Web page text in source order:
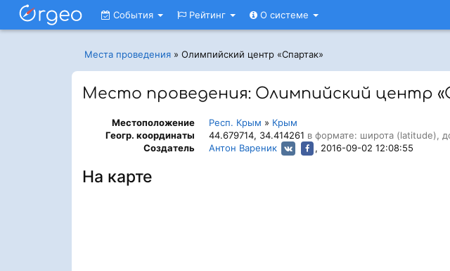
События Рейтинг О системе
Места проведения » Олимпийский центр «Спартак»
Место проведения: Олимпийский центр
Местоположение Респ. Крым » Крым
Геогр. координаты
44.679714, 34.414261 в формате: широта (latitude),
Создатель
Антон Вареник , 2016-09-02 12:08:55
На карте